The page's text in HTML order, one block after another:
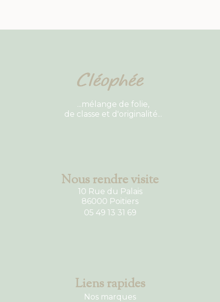
...mélange de folie,
de classe et d'originalité...
Nous rendre visite
10 Rue du Palais
86000 Poitiers
05 49 13 31 69
Liens rapides
Nos marques